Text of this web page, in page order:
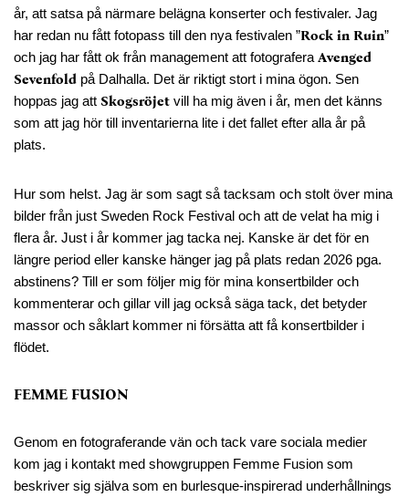
år, att satsa på närmare belägna konserter och festivaler. Jag
har redan nu fått fotopass till den nya festivalen ”Rock in Ruin”
och jag har fått ok från management att fotografera Avenged
Sevenfold på Dalhalla. Det är riktigt stort i mina ögon. Sen
hoppas jag att Skogsröjet vill ha mig även i år, men det känns
som att jag hör till inventarierna lite i det fallet efter alla år på
plats.
Hur som helst. Jag är som sagt så tacksam och stolt över mina
bilder från just Sweden Rock Festival och att de velat ha mig i
flera år. Just i år kommer jag tacka nej. Kanske är det för en
längre period eller kanske hänger jag på plats redan 2026 pga.
abstinens? Till er som följer mig för mina konsertbilder och
kommenterar och gillar vill jag också säga tack, det betyder
massor och såklart kommer ni försätta att få konsertbilder i
flödet.
FEMME FUSION
Genom en fotograferande vän och tack vare sociala medier
kom jag i kontakt med showgruppen Femme Fusion som
beskriver sig själva som en burlesque-inspirerad underhållnings